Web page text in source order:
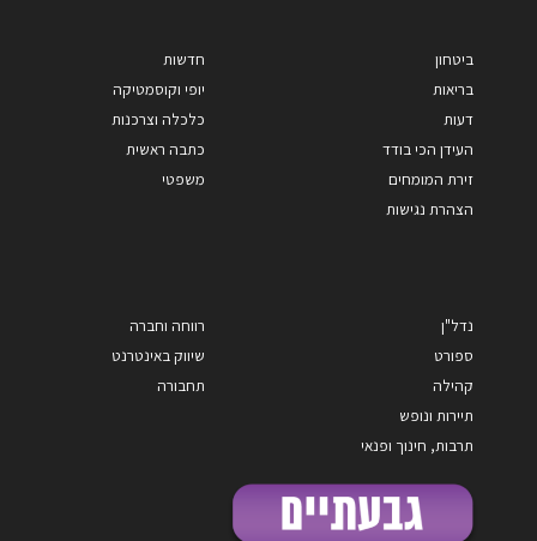
ביטחון
בריאות
דעות
העידן הכי בודד
זירת המומחים
הצהרת נגישות
חדשות
יופי וקוסמטיקה
כלכלה וצרכנות
כתבה ראשית
משפטי
נדל"ן
ספורט
קהילה
תיירות ונופש
תרבות, חינוך ופנאי
רווחה וחברה
שיווק באינטרנט
תחבורה